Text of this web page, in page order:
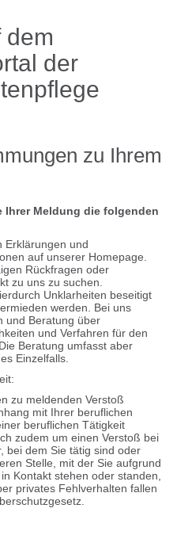
dem
der
zu Ihrem
Ihrer Meldung die folgenden
Erklärungen und
auf unserer Homepage.
Rückfragen oder
zu uns zu suchen.
Unklarheiten beseitigt
werden. Bei uns
und Beratung über
und Verfahren für den
Beratung umfasst aber
Einzelfalls.
zu meldenden Verstoß
mit Ihrer beruflichen
beruflichen Tätigkeit
zudem um einen Verstoß bei
bei dem Sie tätig sind oder
Stelle, mit der Sie aufgrund
Kontakt stehen oder standen,
privates Fehlverhalten fallen